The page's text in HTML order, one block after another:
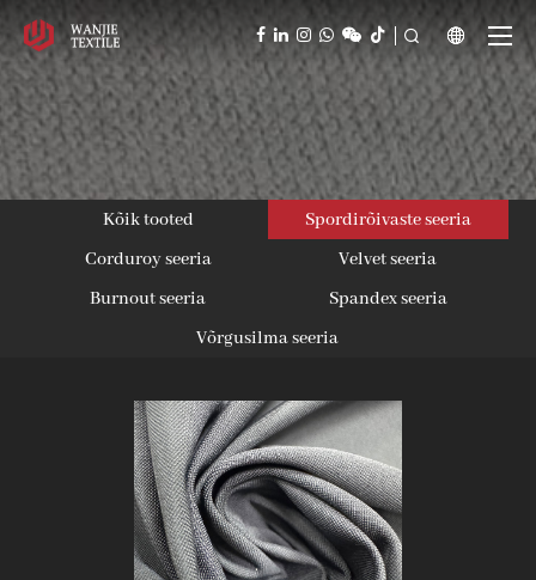
  
Kõik tooted
Spordirõivaste seeria
Corduroy seeria
Velvet seeria
Burnout seeria
Spandex seeria
Võrgusilma seeria